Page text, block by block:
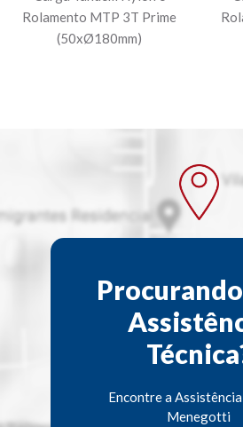
Rolamento MTP 3T Prime
(50xØ180mm)
Encontre a
Menegotti